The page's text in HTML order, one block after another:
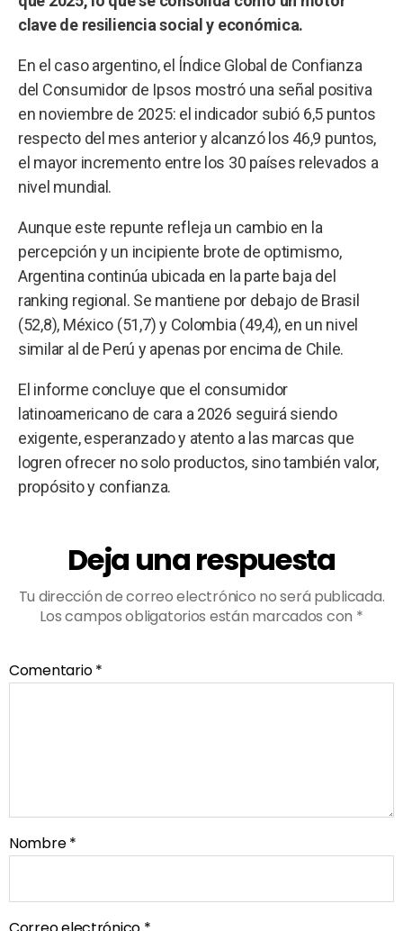
clave de resiliencia social y económica.
En el caso argentino, el Índice Global de Confianza
del Consumidor de Ipsos mostró una señal positiva
en noviembre de 2025: el indicador subió 6,5 puntos
respecto del mes anterior y alcanzó los 46,9 puntos,
el mayor incremento entre los 30 países relevados a
nivel mundial.
Aunque este repunte refleja un cambio en la
percepción y un incipiente brote de optimismo,
Argentina continúa ubicada en la parte baja del
ranking regional. Se mantiene por debajo de Brasil
(52,8), México (51,7) y Colombia (49,4), en un nivel
similar al de Perú y apenas por encima de Chile.
El informe concluye que el consumidor
latinoamericano de cara a 2026 seguirá siendo
exigente, esperanzado y atento a las marcas que
logren ofrecer no solo productos, sino también valor,
propósito y confianza.
Deja una respuesta
Tu dirección de correo electrónico no será publicada.
Los campos obligatorios están marcados con *
Comentario*
Nombre*